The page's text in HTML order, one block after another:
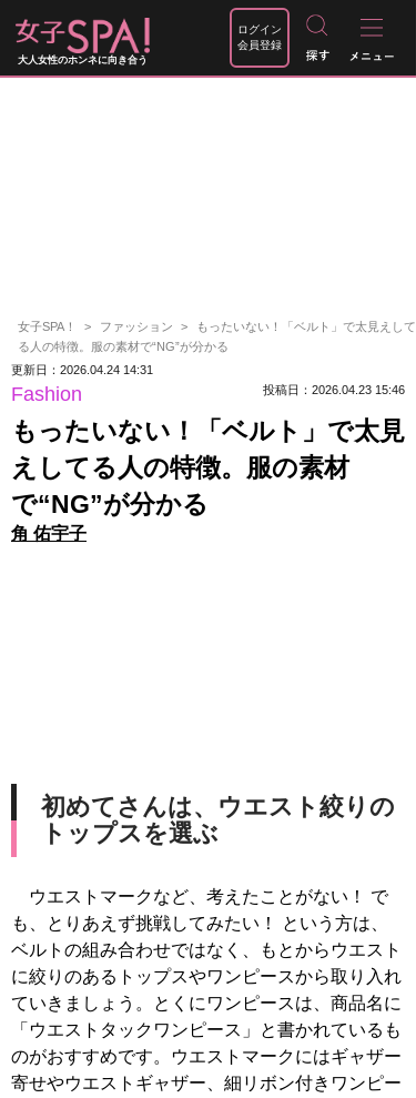
大人女性のホンネに向き合う
ログイン
会員登録
女子SPA！ ファッション
もったいない！「ベルト」で太見えして
る人の特徴。服の素材で“NG”が分かる
更新日：2026.04.24 14:31
Fashion 投稿日：2026.04.23 15:46
もったいない！「ベルト」で太見
えしてる人の特徴。服の素材
で“NG”が分かる
角 佑宇子
初めてさんは、ウエスト絞りの
トップスを選ぶ
ウエストマークなど、考えたことがない！ で
も、とりあえず挑戦してみたい！ という方は、
ベルトの組み合わせではなく、もとからウエスト
に絞りのあるトップスやワンピースから取り入れ
ていきましょう。とくにワンピースは、商品名に
「ウエストタックワンピース」と書かれているも
のがおすすめです。ウエストマークにはギャザー
寄せやウエストギャザー、細リボン付きワンピー